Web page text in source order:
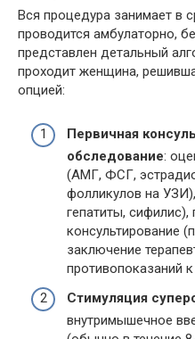
Вся процедура занимает в
проводится амбулаторно,
представлен детальный
проходит женщина,
опцией:
Первичная
обследование:
(АМГ, ФСГ,
фолликулов на
гепатиты, сифилис),
консультирование
заключение
противопоказаний
Стимуляция
внутримышечное